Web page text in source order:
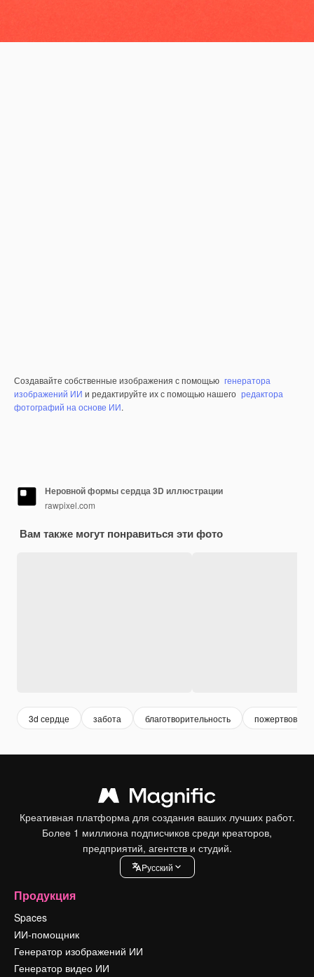
Создавайте собственные изображения с помощью генератора
изображений ИИ и редактируйте их с помощью нашего редактора
фотографий на основе ИИ.
Неровной формы сердца 3D иллюстрации
rawpixel.com
Вам также могут понравиться эти фото
3d сердце забота благотворительность
Креативная платформа для создания ваших лучших работ.
Более 1 миллиона подписчиков среди креаторов,
предприятий, агентств и студий.
Pусский
Продукция
Spaces
ИИ-помощник
Генератор изображений ИИ
Генератор видео ИИ